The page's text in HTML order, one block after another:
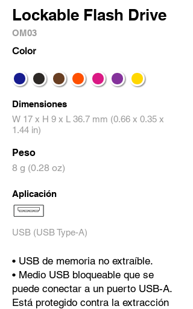
Lockable Flash Drive
OM03
Color
Dimensiones
W 17 x H 9 x L 36.7 mm (0.66 x 0.35 x
1.44 in)
Peso
8 g (0.28 oz)
Aplicación
USB (USB Type-A)
• USB de memoria no extraíble.
• Medio USB bloqueable que se
puede conectar a un puerto USB-A.
Está protegido contra la extracción